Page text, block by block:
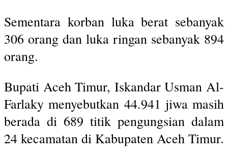
Sementara korban luka berat sebanyak
306 orang dan luka ringan sebanyak 894
orang.
Bupati Aceh Timur, Iskandar Usman Al-
Farlaky menyebutkan 44.941 jiwa masih
berada di 689 titik pengungsian dalam
24 kecamatan di Kabupaten Aceh Timur.